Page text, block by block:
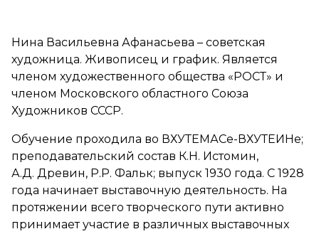
Нина Васильевна Афанасьева – советская
художница. Живописец и график. Является
членом художественного общества «РОСТ» и
членом Московского областного Союза
Художников СССР.
Обучение проходила во ВХУТЕМАСе-ВХУТЕИНе;
преподавательский состав К.Н. Истомин,
А.Д. Древин, Р.Р. Фальк; выпуск 1930 года. С 1928
года начинает выставочную деятельность. На
протяжении всего творческого пути активно
принимает участие в различных выставочных